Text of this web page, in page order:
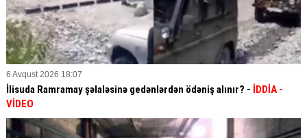
6 Avqust 2026 18:07
İlisuda Ramramay şəlaləsinə gedənlərdən ödəniş alınır? - İDDİA -
VİDEO